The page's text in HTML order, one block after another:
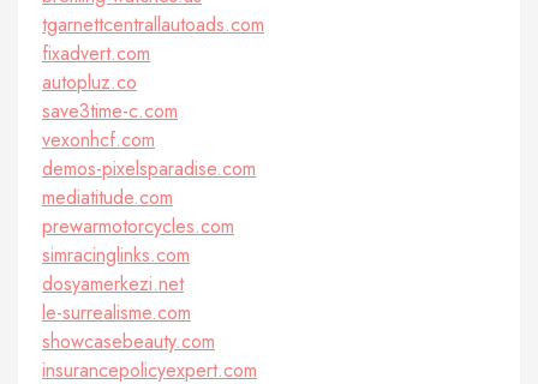
tgarnettcentrallautoads.com
fixadvert.com
autopluz.co
save3time-c.com
vexonhcf.com
demos-pixelsparadise.com
mediatitude.com
prewarmotorcycles.com
simracinglinks.com
dosyamerkezi.net
le-surrealisme.com
showcasebeauty.com
insurancepolicyexpert.com